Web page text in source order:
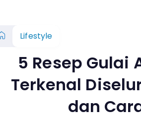
Lifestyle
5 Resep Gulai
Terkenal
dan